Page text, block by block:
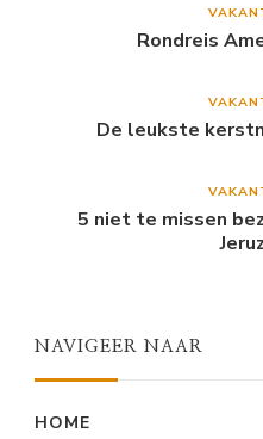
Rondreis
De leukste
5 niet te missen
NAVIGEER NAAR
HOME